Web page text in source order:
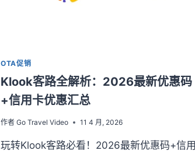
OTA促销
Klook客路全解析：2026最新优惠码
+信用卡优惠汇总
作者 Go Travel Video 11 4 月, 2026
玩转Klook客路必看！2026最新优惠码+信用